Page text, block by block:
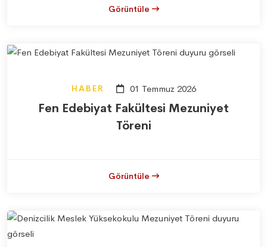
Görüntüle
HABER 01 Temmuz 2026
Fen Edebiyat Fakültesi Mezuniyet
Töreni
Görüntüle